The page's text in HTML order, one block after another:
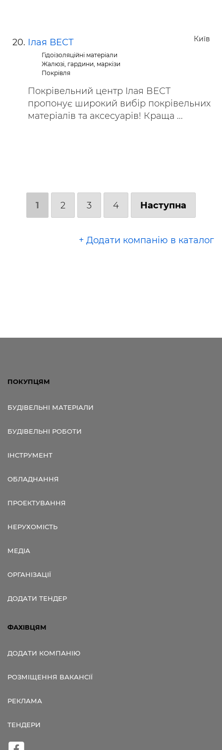
Київ
Ілая ВЕСТ
Гідоізоляційні матеріали
Жалюзі, гардини, маркізи
Покрівля
Покрівельний центр Ілая ВЕСТ
пропонує широкий вибір покрівельних
матеріалів та аксесуарів! Краща ...
1 2 3 4 Наступна
+ Додати компанію в каталог
ПОКУПЦЯМ
БУДІВЕЛЬНІ МАТЕРІАЛИ
БУДІВЕЛЬНІ РОБОТИ
ІНСТРУМЕНТ
ОБЛАДНАННЯ
ПРОЕКТУВАННЯ
НЕРУХОМІСТЬ
МЕДІА
ОРГАНІЗАЦІЇ
ДОДАТИ ТЕНДЕР
ФАХІВЦЯМ
ДОДАТИ КОМПАНІЮ
РОЗМІЩЕННЯ ВАКАНСІЇ
РЕКЛАМА
ТЕНДЕРИ